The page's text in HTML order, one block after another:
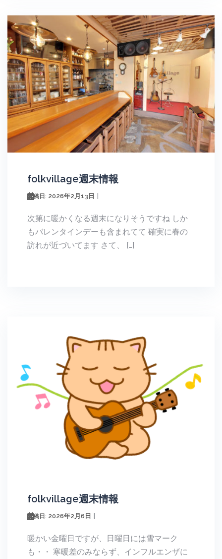
folkvillage週末情報
投稿日: 2026年2月13日
次第に暖かくなる週末になりそうですね しか
もバレンタインデーも含まれてて 確実に春の
訪れが近づいてます さて、 […]
folkvillage週末情報
投稿日: 2026年2月6日
暖かい金曜日ですが、日曜日には雪マーク
も・・ 寒暖差のみならず、インフルエンザに